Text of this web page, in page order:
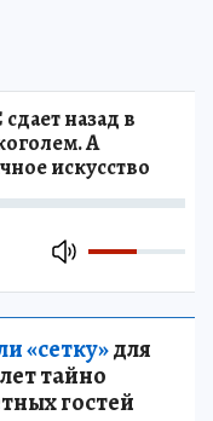
назад в
А
искусство
«сетку»для
тайно
гостей